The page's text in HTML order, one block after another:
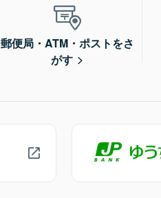
郵便局・ATM・ポストをさ
がす